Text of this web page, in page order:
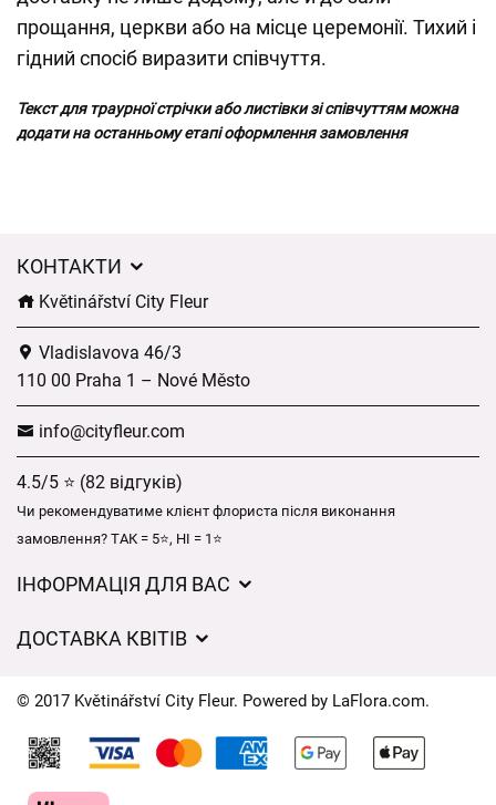
прощання, церкви або на місце церемонії. Тихий і
гідний спосіб виразити співчуття.
Текст для траурної стрічки або листівки зі співчуттям можна
додати на останньому етапі оформлення замовлення
КОНТАКТИ
Květinářství City Fleur
Vladislavova 46/3
110 00 Praha 1 – Nové Město
info@cityfleur.com
4.5/5 ⭐ (82 відгуків)
Чи рекомендуватиме клієнт флориста після виконання
замовлення? ТАК = 5⭐, НІ = 1⭐
ІНФОРМАЦІЯ ДЛЯ ВАС
Захист персональних даних
Час доставки квітів – огляд можливостей
ДОСТАВКА КВІТІВ
Куди ми доставляємо квіти
Файли cookie
© 2017 Květinářství City Fleur. Powered by LaFlora.com.